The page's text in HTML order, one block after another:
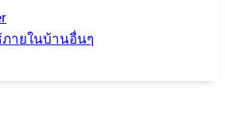
ายในบ้านอื่นๆ